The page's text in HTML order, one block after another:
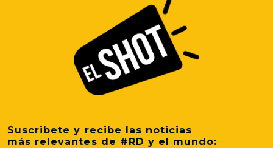
Suscribete y recibe las noticias
más relevantes de #RD y el mundo: